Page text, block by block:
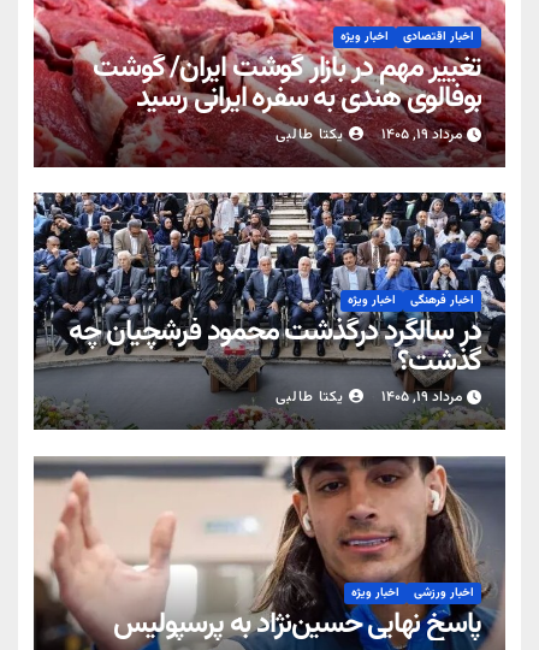
اخبار اقتصادی اخبار ویژه
تغییر مهم در بازار گوشت ایران/ گوشت
بوفالوی هندی به سفره ایرانی رسید
مرداد ۱۹, ۱۴۰۵ یکتا طالبی
اخبار فرهنگی اخبار ویژه
در سالگرد درگذشت محمود فرشچیان چه
گذشت؟
مرداد ۱۹, ۱۴۰۵ یکتا طالبی
اخبار ورزشی اخبار ویژه
پاسخ نهایی حسین‌نژاد به پرسپولیس